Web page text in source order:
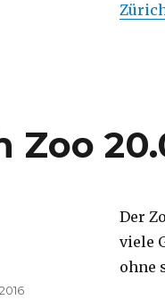
Zoo
Der
viele
ohne